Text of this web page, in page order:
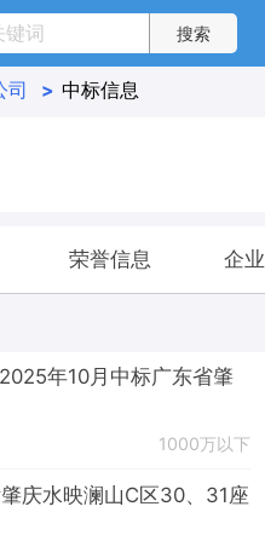
司 > 中标信息
荣誉信息 企
年10月中标广东省肇
1000万以下
庆水映澜山C区30、31座